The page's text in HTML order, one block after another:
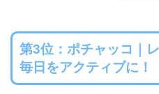
第3位：ポチャッコ｜
毎日をアクティブに！